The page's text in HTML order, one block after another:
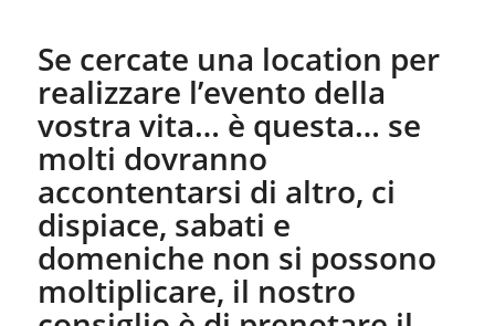
Se cercate una location per
realizzare l’evento della
vostra vita… è questa… se
molti dovranno
accontentarsi di altro, ci
dispiace, sabati e
domeniche non si possono
moltiplicare, il nostro